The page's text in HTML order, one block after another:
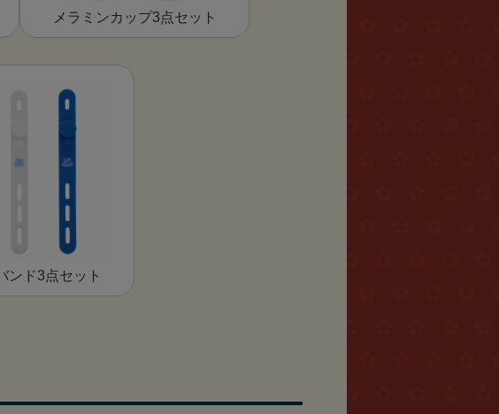
メラミンカップ3点セット
ンド3点セット